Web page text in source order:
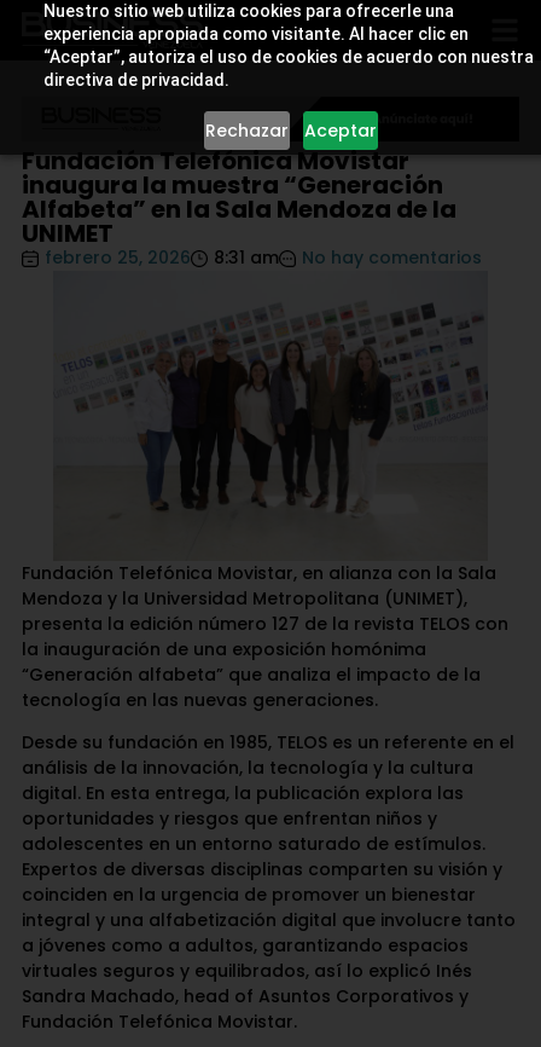
Nuestro sitio web utiliza cookies para ofrecerle una
experiencia apropiada como visitante. Al hacer clic en
“Aceptar”, autoriza el uso de cookies de acuerdo con nuestra
directiva de privacidad.
Rechazar Aceptar
Fundación Telefónica Movistar
inaugura la muestra “Generación
Alfabeta” en la Sala Mendoza de la
UNIMET
febrero 25, 2026 8:31 am No hay comentarios
Fundación Telefónica Movistar, en alianza con la Sala
Mendoza y la Universidad Metropolitana (UNIMET),
presenta la edición número 127 de la revista TELOS con
la inauguración de una exposición homónima
“Generación alfabeta” que analiza el impacto de la
tecnología en las nuevas generaciones.
Desde su fundación en 1985, TELOS es un referente en el
análisis de la innovación, la tecnología y la cultura
digital. En esta entrega, la publicación explora las
oportunidades y riesgos que enfrentan niños y
adolescentes en un entorno saturado de estímulos.
Expertos de diversas disciplinas comparten su visión y
coinciden en la urgencia de promover un bienestar
integral y una alfabetización digital que involucre tanto
a jóvenes como a adultos, garantizando espacios
virtuales seguros y equilibrados, así lo explicó Inés
Sandra Machado, head of Asuntos Corporativos y
Fundación Telefónica Movistar.